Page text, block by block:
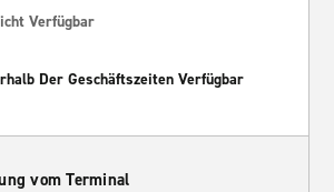
Verfügbar
Der Geschäftszeiten Verfügbar
vom Terminal